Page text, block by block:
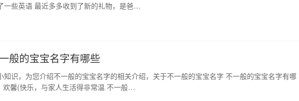
一些英语 最近多多收到了新的礼物，是爸…
般的宝宝名字有哪些
知识，为您介绍不一般的宝宝名字的相关介绍，关于不一般的宝宝名字 不一般的宝宝名字有哪
欢馨(快乐，与家人生活得非常温 不一般…